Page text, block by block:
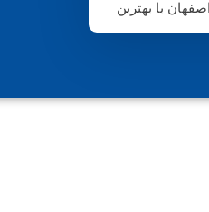
با بهترین